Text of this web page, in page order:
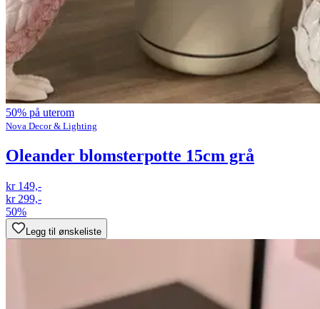
50% på uterom
Nova Decor & Lighting
Oleander blomsterpotte 15cm grå
kr 149,-
kr 299,-
50%
Legg til ønskeliste